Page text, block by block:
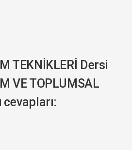
TEKNİKLERİ Dersi
VE TOPLUMSAL
cevapları: